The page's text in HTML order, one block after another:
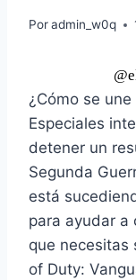
Poradmin_w0q
¿Cómo se
Especiales
detener un
Segunda
está
para ayudar a
que necesitas
of Duty: